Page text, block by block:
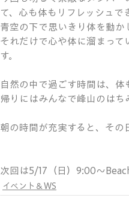
て、心も体もリフレッシュで
青空の下で思いきり体を動か
それだけで心や体に溜まって
す。
自然の中で過ごす時間は、体
帰りにはみんなで峰山のはち
朝の時間が充実すると、そ
次回は5/17（日）9:00〜
イベント＆WS